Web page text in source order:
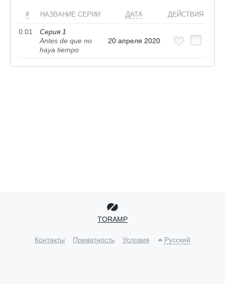
# НАЗВАНИЕ СЕРИИ ДАТА ДЕЙСТВИЯ
0.01
Серия 1
Antes de que no
haya tiempo
20 апреля 2020
TORAMP
Контакты Приватность Условия Русский